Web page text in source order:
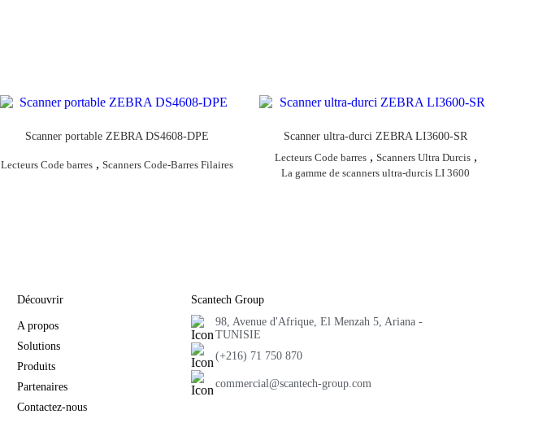
Scanner portable ZEBRA DS4608-DPE
Lecteurs Code barres ,Scanners Code-Barres Filaires
Scanner ultra-durci ZEBRA LI3600-SR
Lecteurs Code barres, Scanners Ultra Durcis,
La gamme de scanners ultra-durcis LI 3600
Découvrir
A propos
Solutions
Produits
Partenaires
Contactez-nous
Scantech Group
98, Avenue d'Afrique, El Menzah 5, Ariana -
TUNISIE
(+216) 71 750 870
commercial@scantech-group.com